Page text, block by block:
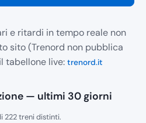
e ritardi in tempo reale non
sito (Trenord non pubblica
tabellone live: trenord.it
— ultimi 30 giorni
222 treni distinti.